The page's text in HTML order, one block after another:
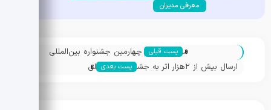
معرفی مدیران
« پست قبلی
متن فراخوان چهارمین جشنواره بین‌المللی
چندرسانه‌ای میراث فرهنگی
ارسال بیش از ۲هزار اثر به جشنواره بین‌المللی
پست بعدی »